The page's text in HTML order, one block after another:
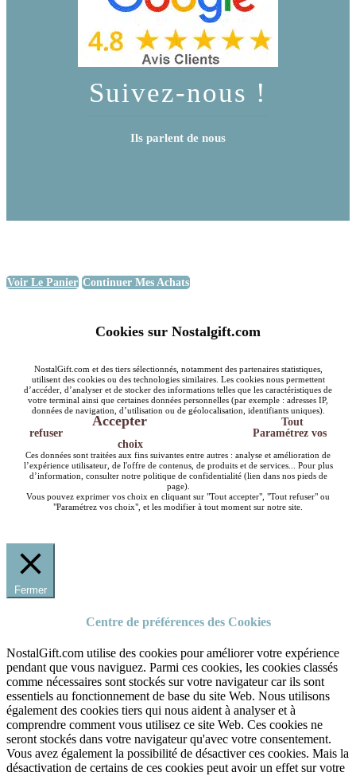
Suivez-nous !
Ils parlent de nous
Voir Le Panier Continuer Mes Achats
Cookies sur Nostalgift.com
NostalGift.com et des tiers sélectionnés, notamment des partenaires statistiques,
utilisent des cookies ou des technologies similaires. Les cookies nous permettent
d’accéder, d’analyser et de stocker des informations telles que les caractéristiques de
votre terminal ainsi que certaines données personnelles (par exemple : adresses IP,
données de navigation, d’utilisation ou de géolocalisation, identifiants uniques).
Accepter
Tout
refuser
Paramétrez vos
choix
Ces données sont traitées aux fins suivantes entre autres : analyse et amélioration de
l’expérience utilisateur, de l'offre de contenus, de produits et de services... Pour plus
d’information, consulter notre politique de confidentialité (lien dans nos pieds de
page).
Vous pouvez exprimer vos choix en cliquant sur "Tout accepter", "Tout refuser" ou
"Paramétrez vos choix", et les modifier à tout moment sur notre site.
Fermer
Centre de préférences des Cookies
NostalGift.com utilise des cookies pour améliorer votre expérience
pendant que vous naviguez. Parmi ces cookies, les cookies classés
comme nécessaires sont stockés sur votre navigateur car ils sont
essentiels au fonctionnement de base du site Web. Nous utilisons
également des cookies tiers qui nous aident à analyser et à
comprendre comment vous utilisez ce site Web. Ces cookies ne
seront stockés dans votre navigateur qu'avec votre consentement.
Vous avez également la possibilité de désactiver ces cookies. Mais la
désactivation de certains de ces cookies peut avoir un effet sur votre